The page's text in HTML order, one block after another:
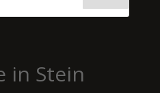
in Stein